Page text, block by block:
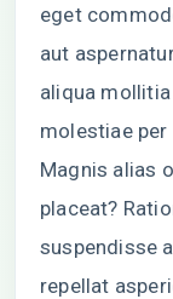
eget
aut
aliqua
molestiae per
Magnis alias
placeat?
suspendisse
repellat